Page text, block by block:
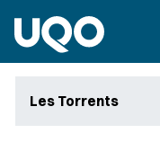
Les Torrents